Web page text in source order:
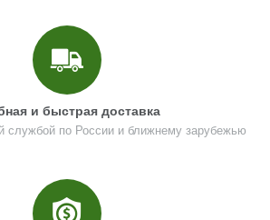
и быстрая доставка
службой по России и ближнему зарубежью